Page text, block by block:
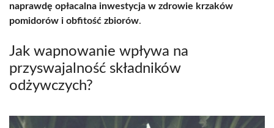
naprawdę opłacalna inwestycja w zdrowie krzaków
pomidorów i obfitość zbiorów.
Jak wapnowanie wpływa na
przyswajalność składników
odżywczych?